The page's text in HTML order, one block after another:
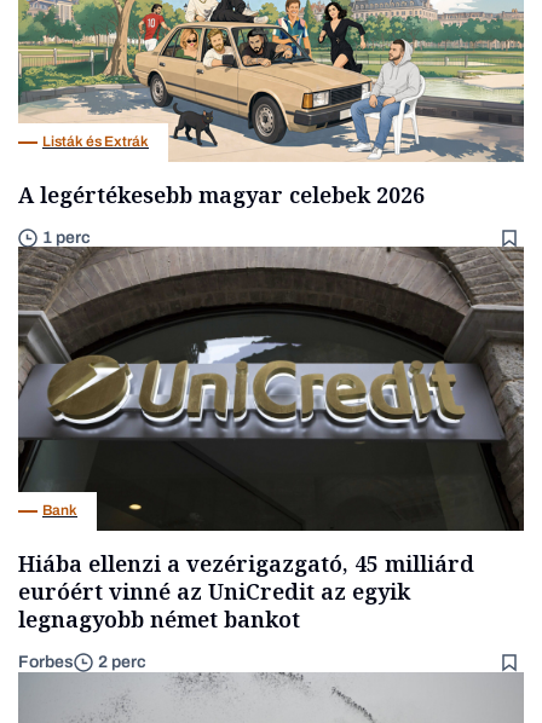
Listák és Extrák
A legértékesebb magyar celebek 2026
1 perc
Bank
Hiába ellenzi a vezérigazgató, 45 milliárd
euróért vinné az UniCredit az egyik
legnagyobb német bankot
Forbes 2 perc